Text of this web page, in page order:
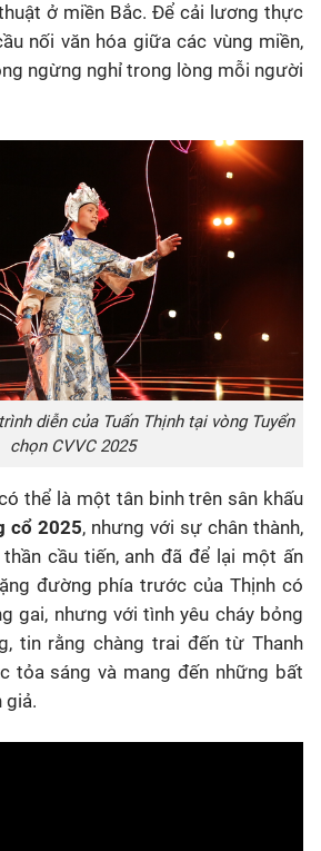
ở miền Bắc. Để cải lương thực
nối văn hóa giữa các vùng miền,
ngừng nghỉ trong lòng mỗi người
diễn của Tuấn Thịnh tại vòng Tuyển
chọn CVVC 2025
thể là một tân binh trên sân khấu
cổ 2025, nhưng với sự chân thành,
cầu tiến, anh đã để lại một ấn
đường phía trước của Thịnh có
gai, nhưng với tình yêu cháy bỏng
tin rằng chàng trai đến từ Thanh
tỏa sáng và mang đến những bất
giả.